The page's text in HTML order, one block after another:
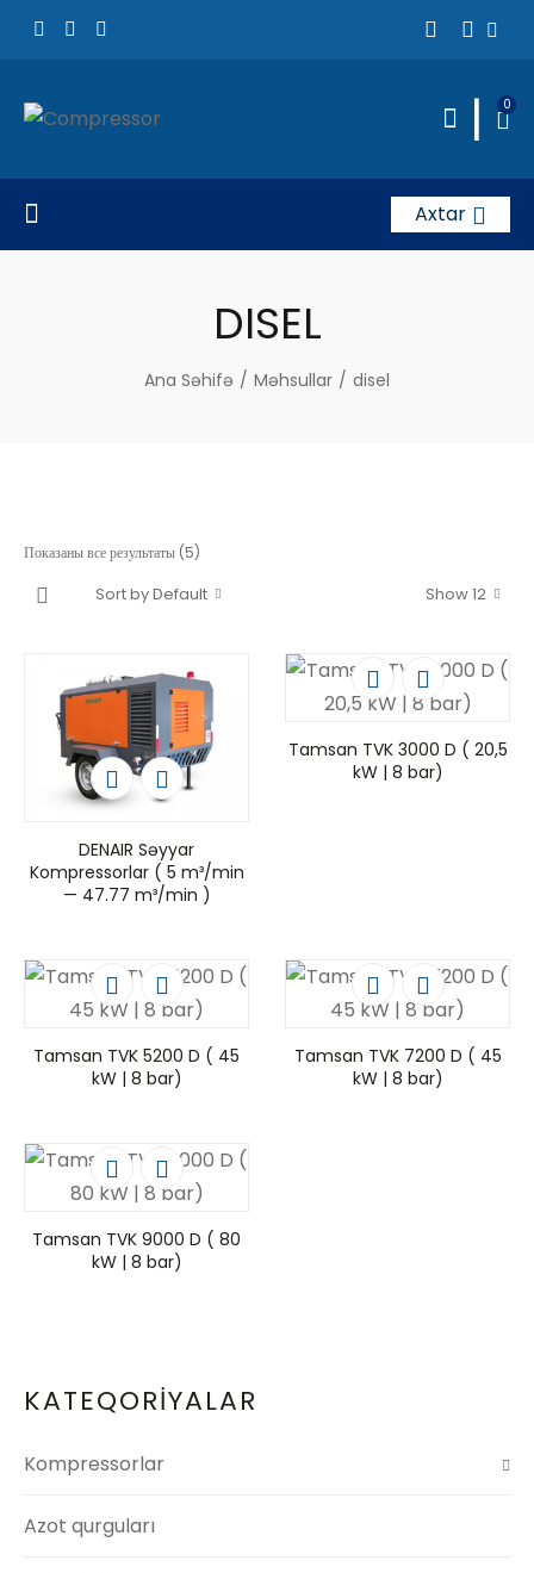
| 0
Axtar
DISEL
Ana Səhifə / Məhsullar / disel
KATEQORİYALAR
Kompressorlar
Azot qurguları
Показаны все результаты (5)
Show 12
Sort by Default
DENAIR Səyyar
Kompressorlar ( 5 m³/min
— 47.77 m³/min )
Tamsan TVK 3000 D ( 20,5
kW | 8 bar)
Tamsan TVK 5200 D ( 45
kW | 8 bar)
Tamsan TVK 7200 D ( 45
kW | 8 bar)
Tamsan TVK 9000 D ( 80
kW | 8 bar)